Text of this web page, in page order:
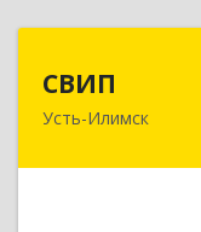
СВИП
Усть-Илимск